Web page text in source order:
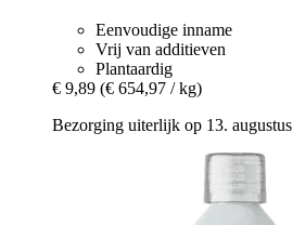
Eenvoudige inname
Vrij van additieven
Plantaardig
€ 9,89 (€ 654,97 / kg)
Bezorging uiterlijk op 13. augustus